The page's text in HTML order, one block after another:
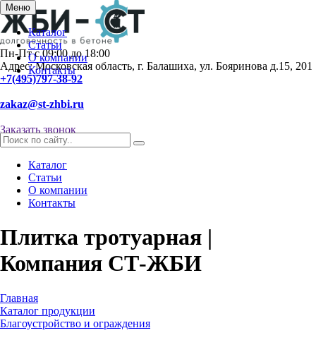
Меню
Каталог
Статьи
О компании
Контакты
Пн-Пт с 09:00 до 18:00
Адрес: Московская область, г. Балашиха, ул. Бояринова д.15, 201
+7(495)797-38-92
zakaz@st-zhbi.ru
Заказать звонок
Каталог
Статьи
О компании
Контакты
Плитка тротуарная |
Компания СТ-ЖБИ
Главная
Каталог продукции
Благоустройство и ограждения